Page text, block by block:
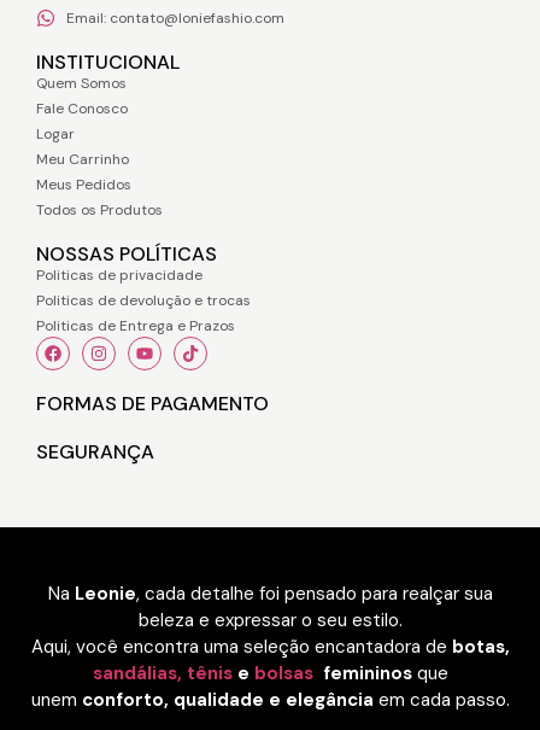
Email: contato@loniefashio.com
INSTITUCIONAL
Quem Somos
Fale Conosco
Logar
Meu Carrinho
Meus Pedidos
Todos os Produtos
NOSSAS POLÍTICAS
Politicas de privacidade
Politicas de devolução e trocas
Politicas de Entrega e Prazos
FORMAS DE PAGAMENTO
SEGURANÇA
Na Leonie, cada detalhe foi pensado para realçar sua
beleza e expressar o seu estilo.
Aqui, você encontra uma seleção encantadora de botas,
sandálias, tênise bolsasfemininosque
unem conforto, qualidade e elegância em cada passo.